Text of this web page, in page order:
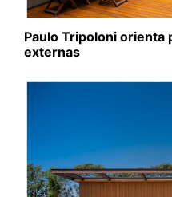
Paulo Tripoloni orienta
externas